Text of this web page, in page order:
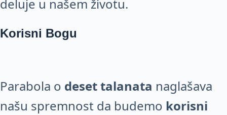
deluje u našem životu.
Korisni Bogu
Parabola o deset talanata naglašava
našu spremnost da budemo korisni